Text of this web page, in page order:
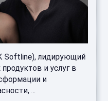
Softline), лидирующий
и услуг в
и
...